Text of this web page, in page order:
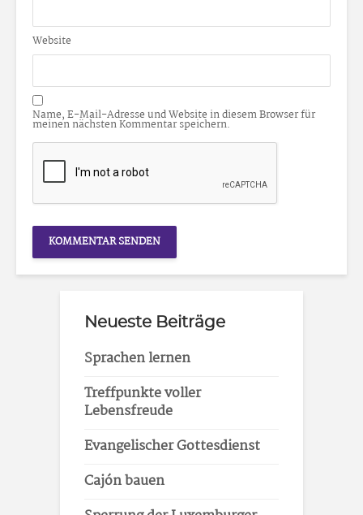
Website
Name, E-Mail-Adresse und Website in diesem Browser für
meinen nächsten Kommentar speichern.
Neueste Beiträge
Sprachen lernen
Treffpunkte voller
Lebensfreude
Evangelischer Gottesdienst
Cajón bauen